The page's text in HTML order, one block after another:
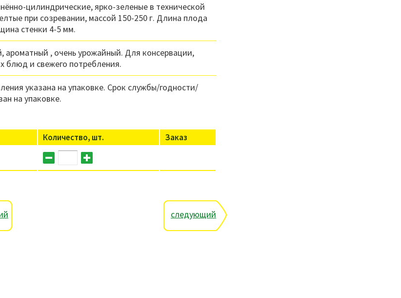
цилиндрические, ярко-зеленые в технической
при созревании, массой 150-250 г. Длина плода
стенки 4-5 мм.
ароматный , очень урожайный. Для консервации,
блюд и свежего потребления.
указана на упаковке. Срок службы/годности/
на упаковке.
Количество, шт. Заказ
следующий